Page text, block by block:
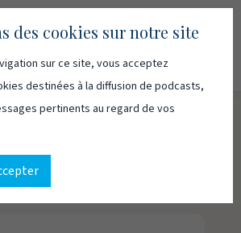
ou Providence
18 mai 2016
des cookies sur notre site
sur ce site, vous acceptez
destinées à la diffusion de podcasts,
pertinents au regard de vos